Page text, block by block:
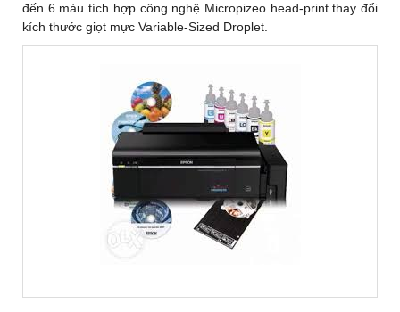
đến 6 màu tích hợp công nghệ Micropizeo head-print thay đổi
kích thước giọt mực Variable-Sized Droplet.